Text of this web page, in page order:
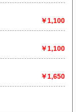
￥1,100
￥1,100
￥1,650